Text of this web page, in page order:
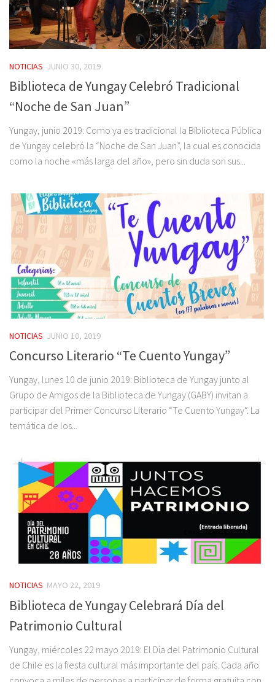
NOTICIAS JUNIO 30, 2019
Biblioteca de Yungay Celebró Tradicional
“Noche de San Juan”
Yungay, junio 2019: Como ya es tradicional la Biblioteca Pública
de Yungay celebró la “Noche de San Juan”, la cual es conocida
como la noche «más larga del año», pero sin duda son sus...
NOTICIAS JUNIO 10, 2019
Concurso Literario “Te Cuento Yungay”
Yungay, lunes 10 de junio 2019: Biblioteca de Yungay junto al
Grupo de Amigos de la Biblioteca de Yungay (GABY) invitan a
participar del Primer Concurso Literario “Te Cuento Yungay”. La
temática de los...
NOTICIAS MAYO 22, 2019
Biblioteca de Yungay Celebrará Día del
Patrimonio Cultural
Yungay, miércoles 22 mayo 2019: El Día del Patrimonio Cultural
de Chile es la fiesta cultural más importante del país. Cada año